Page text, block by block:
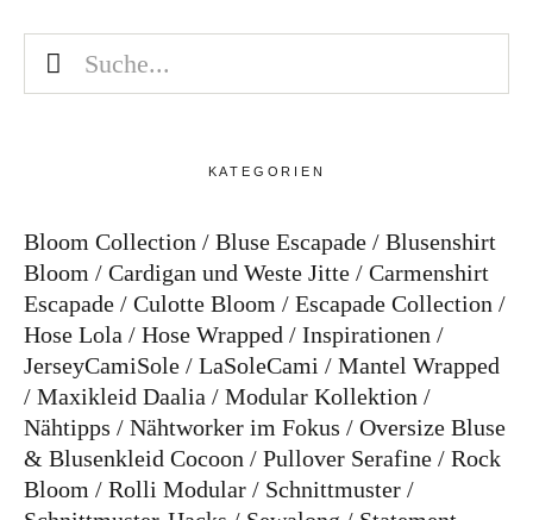
KATEGORIEN
Bloom Collection Bluse Escapade
Blusenshirt
Bloom
Cardigan und Weste Jitte
Carmenshirt
Escapade
Culotte Bloom
Escapade Collection
Hose Lola
Hose Wrapped
Inspirationen
JerseyCamiSole
LaSoleCami
Mantel Wrapped
Maxikleid Daalia
Modular Kollektion
Nähtipps
Nähtworker im Fokus
Oversize Bluse
& Blusenkleid Cocoon
Pullover Serafine
Rock
Bloom
Rolli Modular
Schnittmuster